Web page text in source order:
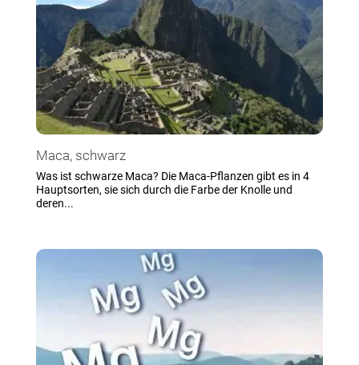
Maca, schwarz
Was ist schwarze Maca? Die Maca-Pflanzen gibt es in 4
Hauptsorten, sie sich durch die Farbe der Knolle und
deren...